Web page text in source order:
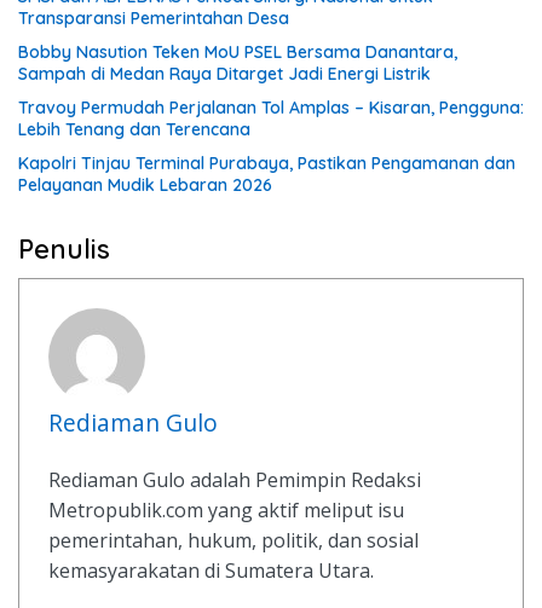
Transparansi Pemerintahan Desa
Bobby Nasution Teken MoU PSEL Bersama Danantara,
Sampah di Medan Raya Ditarget Jadi Energi Listrik
Travoy Permudah Perjalanan Tol Amplas – Kisaran, Pengguna:
Lebih Tenang dan Terencana
Kapolri Tinjau Terminal Purabaya, Pastikan Pengamanan dan
Pelayanan Mudik Lebaran 2026
Penulis
Rediaman Gulo
Rediaman Gulo adalah Pemimpin Redaksi
Metropublik.com yang aktif meliput isu
pemerintahan, hukum, politik, dan sosial
kemasyarakatan di Sumatera Utara.